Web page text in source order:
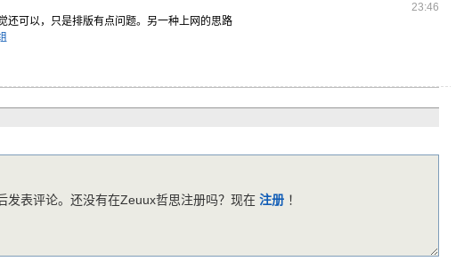
23:46
还可以，只是排版有点问题。另一种上网 的思路
发表评论。还没有在Zeuux哲思注册吗？现在注册 ！